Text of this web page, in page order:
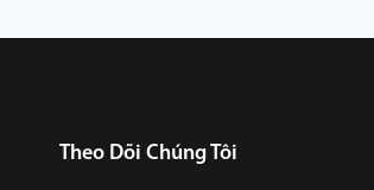
Theo Dõi Chúng Tôi